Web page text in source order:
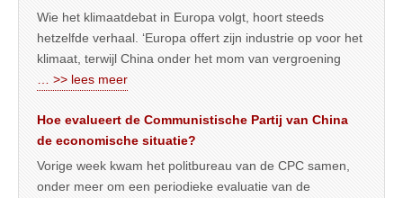
Wie het klimaatdebat in Europa volgt, hoort steeds
hetzelfde verhaal. ‘Europa offert zijn industrie op voor het
klimaat, terwijl China onder het mom van vergroening
… >> lees meer
Hoe evalueert de Communistische Partij van China
de economische situatie?
Vorige week kwam het politbureau van de CPC samen,
onder meer om een periodieke evaluatie van de